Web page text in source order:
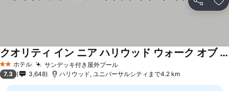
シェア お
2 ホテルのランク
ホテル サンデッキ付き屋外プール
クオリティ イン ニア ハリウッド ウォーク オブ フェイム
7.3 3,648 ハリウッド, ユニバーサルシティまで4.2 km